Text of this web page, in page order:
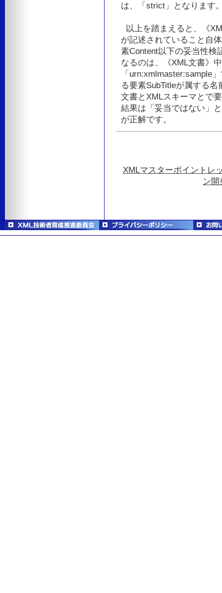
は、「strict」となります
以上を踏まえると、《
が記述されていること自
素Content以下の妥当性検
なるのは、《XML文書》
「urn:xmlmaster:sample
る要素SubTitleが属する
文書とXMLスキーマとで
結果は「妥当ではない」
が正解です。
XMLマスターポイントレ
ン